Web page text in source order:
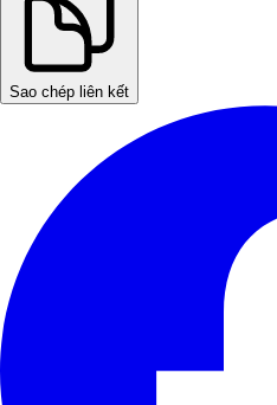
Sao chép liên kết